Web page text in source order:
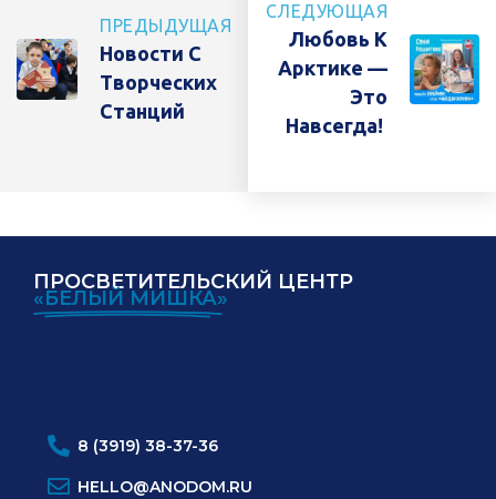
ПРЕДЫДУЩАЯ
Новости С
Творческих
Станций
СЛЕДУЮЩАЯ
Любовь К
Арктике —
Это
Навсегда!
ПРОСВЕТИТЕЛЬСКИЙ ЦЕНТР
«БЕЛЫЙ МИШКА»
8 (3919) 38-37-36
HELLO@ANODOM.RU